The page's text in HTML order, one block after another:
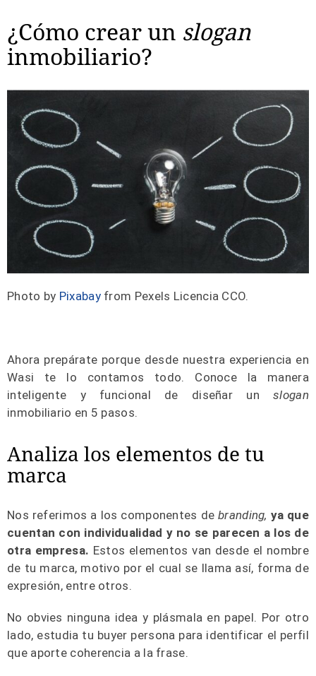
¿Cómo crear un slogan
inmobiliario?
Photo by Pixabayfrom Pexels Licencia CCO.
Ahora prepárate porque desde nuestra experiencia en
Wasi te lo contamos todo. Conoce la manera
inteligente y funcional de diseñar un slogan
inmobiliario en 5 pasos.
Analiza los elementos de tu
marca
Nos referimos a los componentes de branding, ya que
cuentan con individualidad y no se parecen a los de
otra empresa. Estos elementos van desde el nombre
de tu marca, motivo por el cual se llama así, forma de
expresión, entre otros.
No obvies ninguna idea y plásmala en papel. Por otro
lado, estudia tu buyer persona para identificar el perfil
que aporte coherencia a la frase.